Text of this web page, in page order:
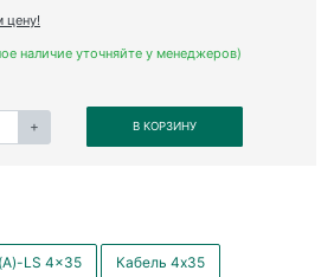
цену!
наличие уточняйте у менеджеров)
+ В КОРЗИНУ
LS 4x35 Кабель 4x35